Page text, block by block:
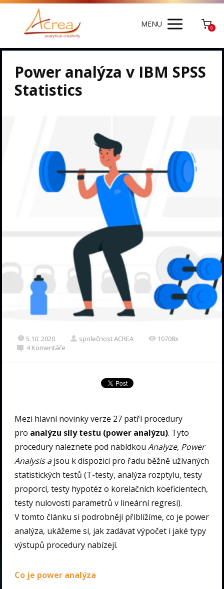
MENU 0
Power analýza v IBM SPSS
Statistics
5.10. 2020 společnost ACREA
10708x
4 Komentáře
Mezi hlavní novinky verze 27 patří procedury
pro analýzu síly testu (power analýzu). Tyto
procedury naleznete pod nabídkouAnalyze, Power
Analysis ajsou k dispozici pro řadu běžně užívaných
statistických testů (T-testy, analýza rozptylu, testy
proporcí, testy hypotéz o korelačních koeficientech,
testy nulovosti parametrů v lineární regresi).
V tomto článku si podrobněji přiblížíme, co je power
analýza, ukážeme si, jak zadávat výpočet i jaké typy
výstupů procedury nabízejí.
Co je power analýza